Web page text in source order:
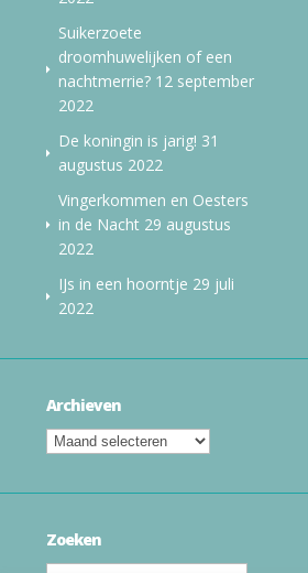
Suikerzoete
droomhuwelijken of een
nachtmerrie? 12 september
2022
De koningin is jarig! 31
augustus 2022
Vingerkommen en Oesters
in de Nacht 29 augustus
2022
IJs in een hoorntje 29 juli
2022
Archieven
Zoeken